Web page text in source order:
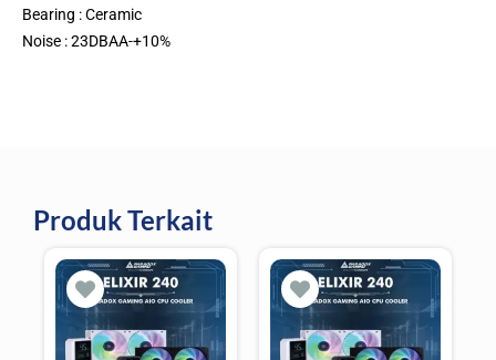
Bearing : Ceramic
Noise : 23DBAA-+10%
Produk Terkait